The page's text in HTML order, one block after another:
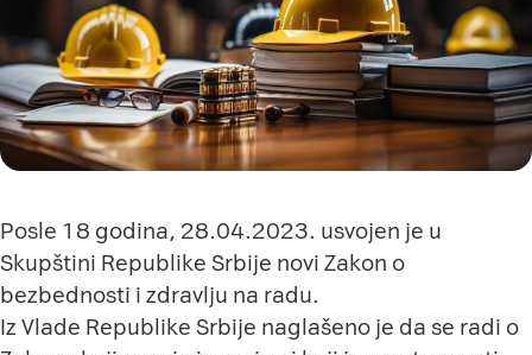
Posle 18 godina, 28.04.2023. usvojen je u
Skupštini Republike Srbije novi Zakon o
bezbednosti i zdravlju na radu.
Iz Vlade Republike Srbije naglašeno je da se radi o